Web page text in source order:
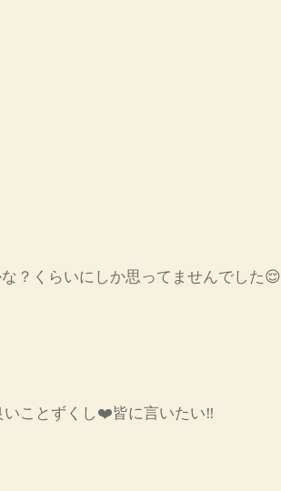
？くらいにしか思ってませんでした😌
いことずくし❤️皆に言いたい‼️